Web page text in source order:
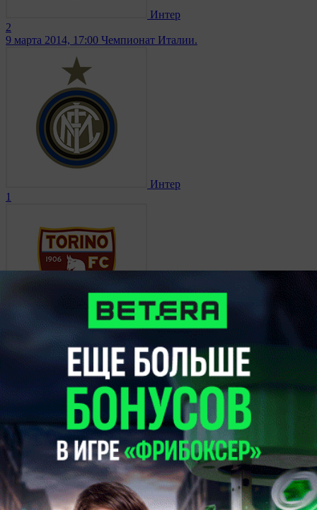
Интер
2
9 марта 2014, 17:00 Чемпионат Италии.
Интер
1
29 марта 2014, 20:00 Чемпионат Италии.
Болонья
0